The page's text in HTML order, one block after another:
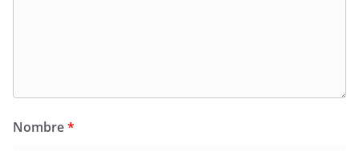
Nombre*